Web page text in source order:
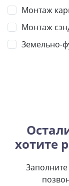
Монтаж
Монтаж
Земельно-
хотите